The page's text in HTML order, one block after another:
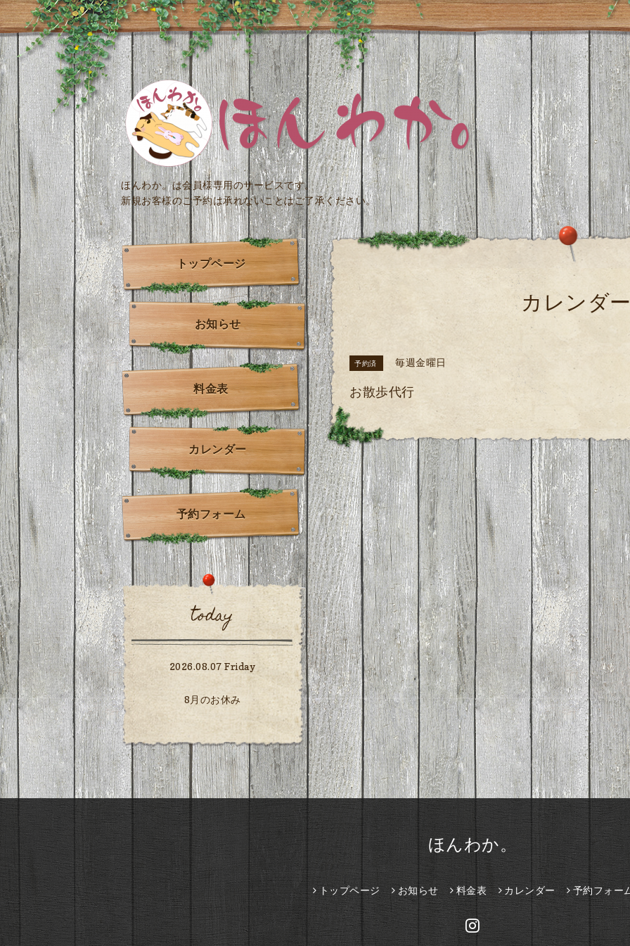
ほんわか。は会員様専用のサービスです。
新規お客様のご予約は承れないことはご了承ください。
カレンダ
予約済 毎週金曜日
お散歩代行
トップページ
お知らせ
料金表
カレンダー
予約フォーム
today
2026.08.07 Friday
8月のお休み
ほんわか。
トップページ お知らせ 料金表 カレンダー 予約フォー